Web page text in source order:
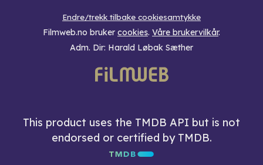
Endre/trekk tilbake cookiesamtykke
Filmweb.no bruker cookies. Våre brukervilkår.
Adm. Dir: Harald Løbak Sæther
This product uses the TMDB API but is not
endorsed or certified by TMDB.